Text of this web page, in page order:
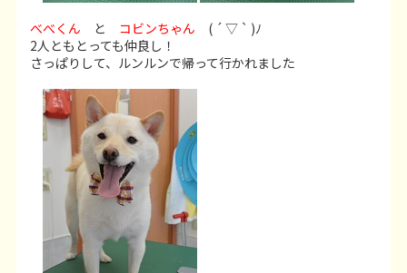
べべくん と コビンちゃん ( ´ ▽ ` )ﾉ
2人ともとっても仲良し！
さっぱりして、ルンルンで帰って行かれました